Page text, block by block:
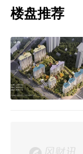
楼盘推荐